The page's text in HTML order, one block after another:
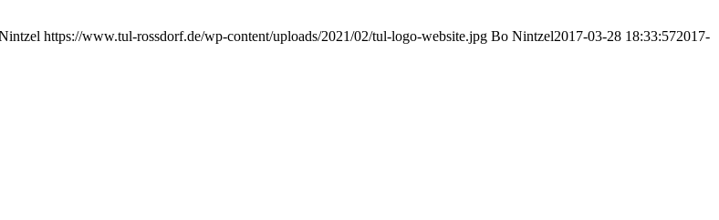
https://www.tul-rossdorf.de/wp-content/uploads/2021/02/tul-logo-website.jpg Bo Nintzel2017-03-28 18:33:572017-